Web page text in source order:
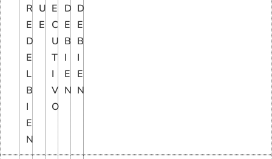
R
E
D
E
L
B
I
E
N
U
E
E
C
U
T
I
V
O
D
E
B
I
E
N
D
E
B
I
E
N